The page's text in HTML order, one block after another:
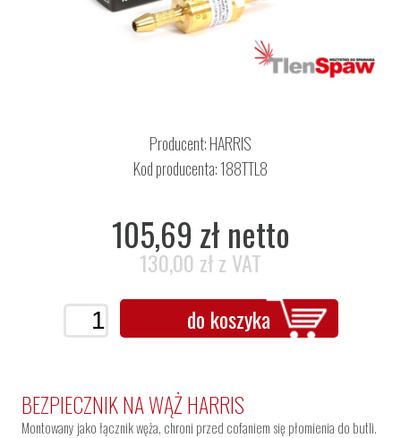
Producent:HARRIS
Kod producenta: 188TTL8
105,69 zł netto
130,00 zł z VAT
do koszyka
BEZPIECZNIK NA WĄŻ HARRIS
Montowany jako łącznik węża, chroni przed cofaniem się płomienia do butli.